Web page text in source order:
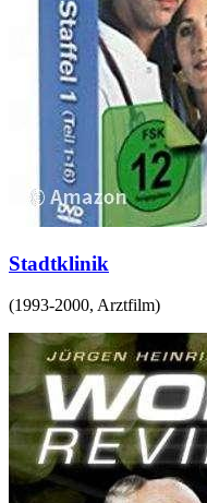
Stadtklinik
(1993-2000, Arztfilm)